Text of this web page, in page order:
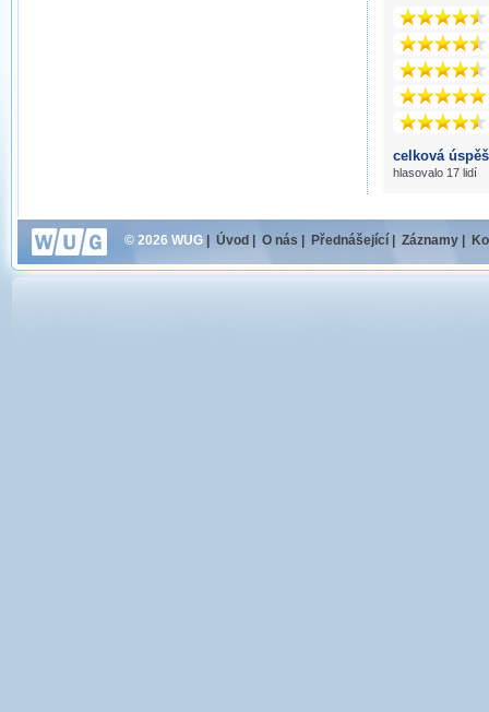
celková
hlasovalo 17 lidí
© 2026 WUG Úvod O nás Přednášející Záznamy